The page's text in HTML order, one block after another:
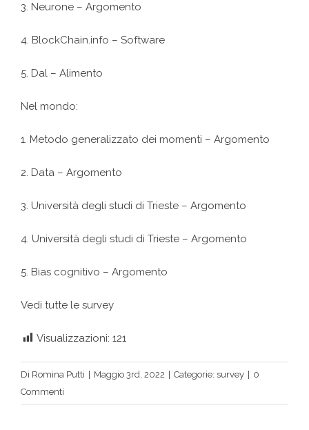
3. Neurone – Argomento
4. BlockChain.info – Software
5. Dal – Alimento
Nel mondo:
1. Metodo generalizzato dei momenti – Argomento
2. Data – Argomento
3. Università degli studi di Trieste – Argomento
4. Università degli studi di Trieste – Argomento
5. Bias cognitivo – Argomento
Vedi tutte le survey
Visualizzazioni: 121
Di Romina Putti Maggio 3rd, 2022 Categorie: survey
0
Commenti